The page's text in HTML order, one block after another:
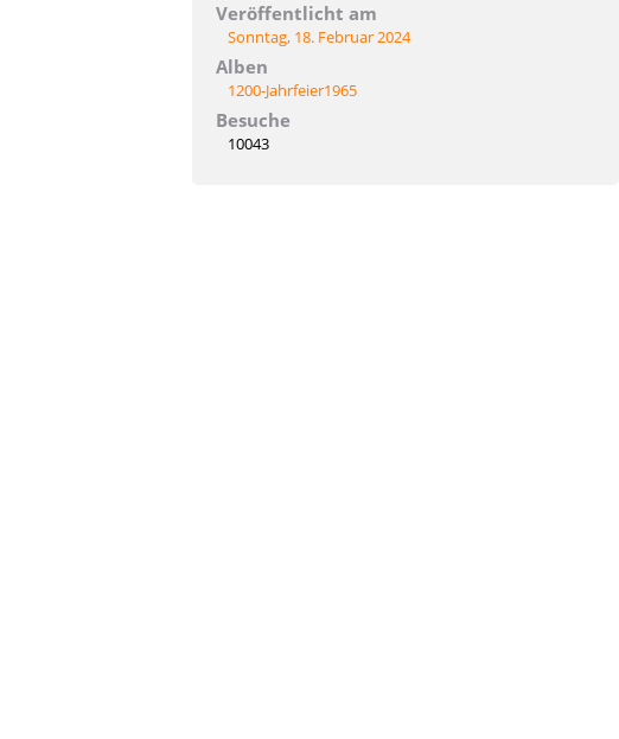
Veröffentlicht am
Sonntag, 18. Februar 2024
Alben
1200-Jahrfeier1965
Besuche
10043